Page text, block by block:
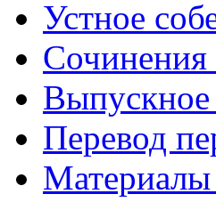
Устное
Сочинения
Выпускное
Перевод